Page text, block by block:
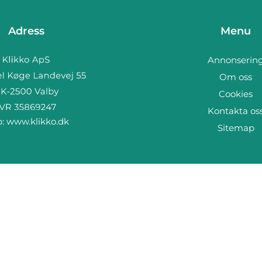
Adress
www.klikko.dk
Menu
Om oss
Cookies
Kontakta
Sitemap